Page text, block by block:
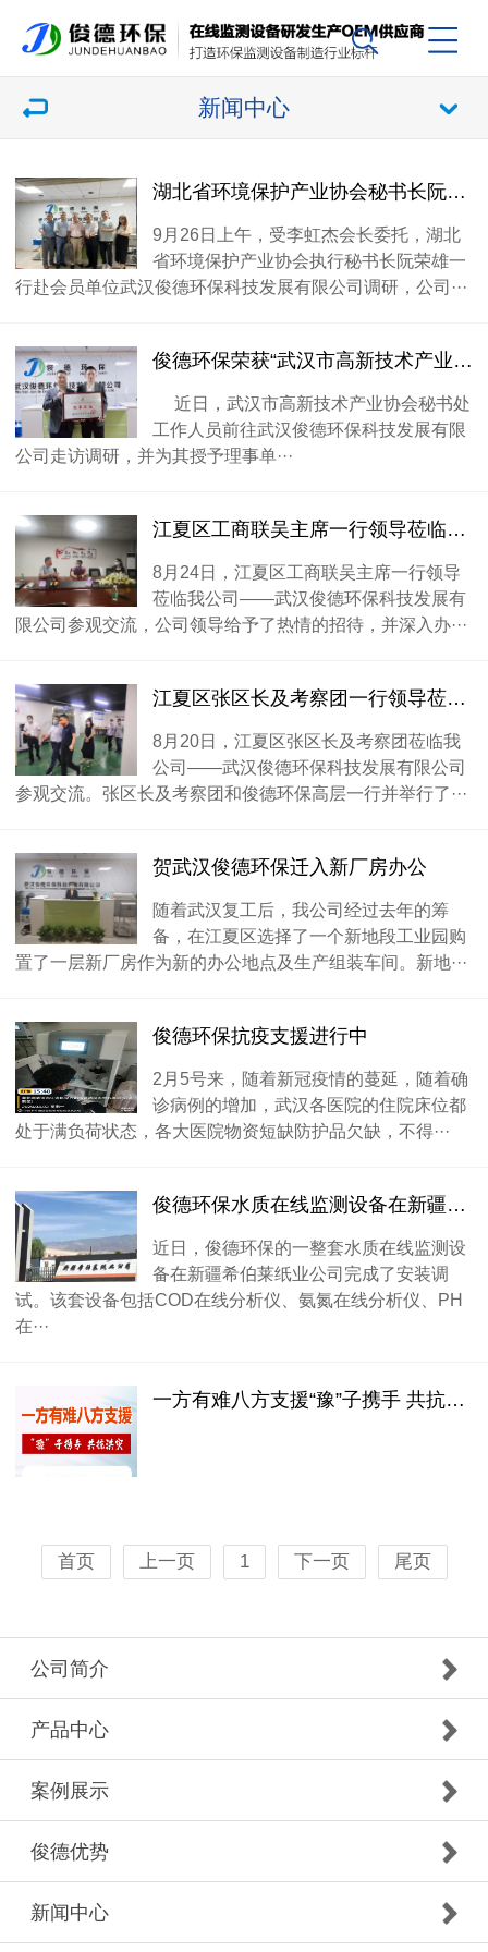
新闻中心
湖北省环境保护产业协会秘书长阮荣雄一行赴俊德环保调研
9月26日上午，受李虹杰会长委托，湖北
省环境保护产业协会执行秘书长阮荣雄一
行赴会员单位武汉俊德环保科技发展有限公司调研，公司···
俊德环保荣获“武汉市高新技术产业协会理事单位”牌匾
近日，武汉市高新技术产业协会秘书处
工作人员前往武汉俊德环保科技发展有限
公司走访调研，并为其授予理事单···
江夏区工商联吴主席一行领导莅临我司参观交流
8月24日，江夏区工商联吴主席一行领导
莅临我公司——武汉俊德环保科技发展有
限公司参观交流，公司领导给予了热情的招待，并深入办···
江夏区张区长及考察团一行领导莅临我司参观考察
8月20日，江夏区张区长及考察团莅临我
公司——武汉俊德环保科技发展有限公司
参观交流。张区长及考察团和俊德环保高层一行并举行了···
贺武汉俊德环保迁入新厂房办公
随着武汉复工后，我公司经过去年的筹
备，在江夏区选择了一个新地段工业园购
置了一层新厂房作为新的办公地点及生产组装车间。新地···
俊德环保抗疫支援进行中
2月5号来，随着新冠疫情的蔓延，随着确
诊病例的增加，武汉各医院的住院床位都
处于满负荷状态，各大医院物资短缺防护品欠缺，不得···
俊德环保水质在线监测设备在新疆希伯莱纸业公司完成安装调试
近日，俊德环保的一整套水质在线监测设
备在新疆希伯莱纸业公司完成了安装调
试。该套设备包括COD在线分析仪、氨氮在线分析仪、PH
在···
一方有难八方支援“豫”子携手 共抗洪灾
首页 上一页 1 下一页 尾页
公司简介
产品中心
案例展示
俊德优势
新闻中心